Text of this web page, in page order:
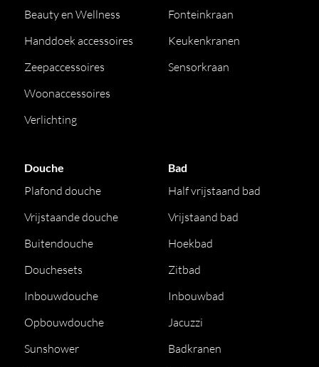
Beauty en Wellness
Handdoek accessoires
Zeepaccessoires
Woonaccessoires
Verlichting
Fonteinkraan
Keukenkranen
Sensorkraan
Douche
Plafond douche
Vrijstaande douche
Buitendouche
Douchesets
Inbouwdouche
Opbouwdouche
Sunshower
Bad
Half vrijstaand bad
Vrijstaand bad
Hoekbad
Zitbad
Inbouwbad
Jacuzzi
Badkranen